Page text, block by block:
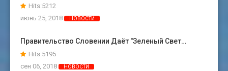
Hits:5212
июнь 25, 2018
НОВОСТИ
Правительство Словении Даёт "зеленый Свет…
Hits:5195
сен 06, 2018
НОВОСТИ